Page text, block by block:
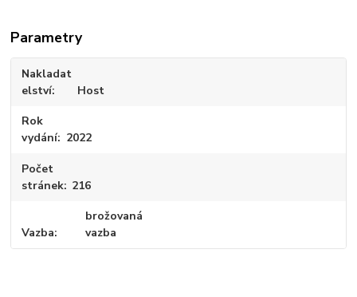
Parametry
Nakladat
elství
Host
Rok
vydání
2022
Počet
stránek 216
Vazba
brožovaná
vazba